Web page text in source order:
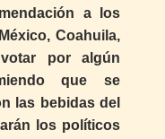
a los
Coahuila,
por algún
que se
las bebidas del
los políticos